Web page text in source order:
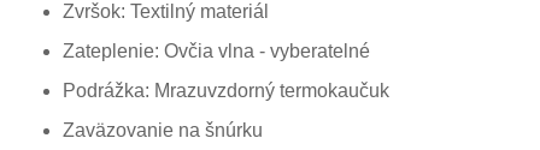
Zvršok: Textilný materiál
Zateplenie: Ovčia vlna - vyberatelné
Podrážka: Mrazuvzdorný termokaučuk
Zaväzovanie na šnúrku